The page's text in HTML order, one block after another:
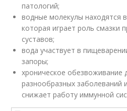
патологий;
водные молекулы находятся
которая играет роль смазки
суставов;
вода участвует в
запоры;
хроническое обезвоживание
разнообразных заболеваний
снижает работу иммунной